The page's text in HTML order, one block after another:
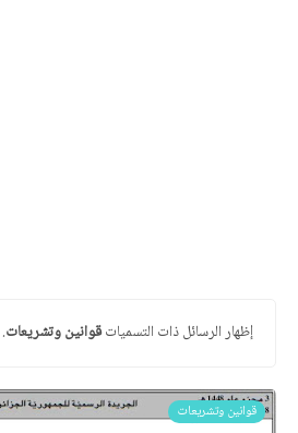
‏إظهار الرسائل ذات التسمياتقوانين وتشريعات.
قوانين وتشريعات